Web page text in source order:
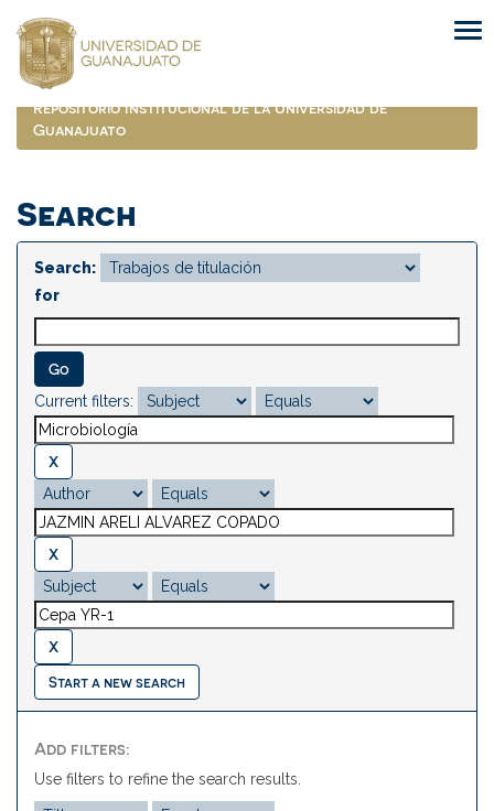
navigation
Repositorio Institucional de la Universidad de
Guanajuato
Search
Search:
for
Current filters:
Start a new search
Add filters:
Use filters to refine the search results.